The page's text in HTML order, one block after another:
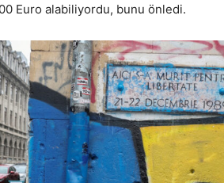
Euro alabiliyordu, bunu önledi.